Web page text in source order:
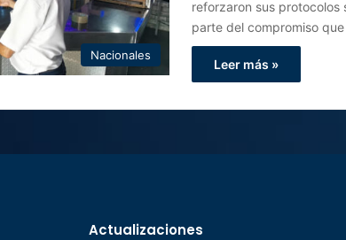
Nacionales
reforzaron sus protocolos
parte del compromiso
Leer más »
Actualizaciones